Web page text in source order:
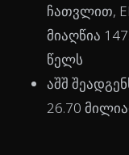
ჩათვლით,
მიაღწია
წელს
აშშ
26.70